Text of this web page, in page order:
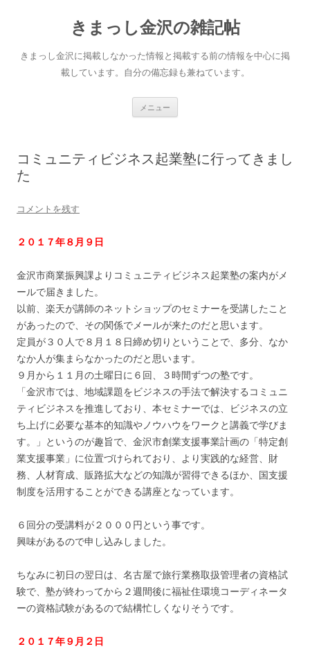
きまっし金沢の雑記帖
きまっし金沢に掲載しなかった情報と掲載する前の情報を中心に掲
載しています。自分の備忘録も兼ねています。
メニュー
へ
ス
キ
コミュニティビジネス起業塾に行ってきまし
た
コメントを残す
２０１７年８月９日
金沢市商業振興課よりコミュニティビジネス起業塾の案内がメ
ールで届きました。
以前、楽天が講師のネットショップのセミナーを受講したこと
があったので、その関係でメールが来たのだと思います。
定員が３０人で８月１８日締め切りということで、多分、なか
なか人が集まらなかったのだと思います。
９月から１１月の土曜日に６回、３時間ずつの塾です。
「金沢市では、地域課題をビジネスの手法で解決するコミュニ
ティビジネスを推進しており、本セミナーでは、ビジネスの立
ち上げに必要な基本的知識やノウハウをワークと講義で学びま
す。」というのが趣旨で、金沢市創業支援事業計画の「特定創
業支援事業」に位置づけられており、より実践的な経営、財
務、人材育成、販路拡大などの知識が習得できるほか、国支援
制度を活用することができる講座となっています。
６回分の受講料が２０００円という事です。
興味があるので申し込みしました。
ちなみに初日の翌日は、名古屋で旅行業務取扱管理者の資格試
験で、塾が終わってから２週間後に福祉住環境コーディネータ
ーの資格試験があるので結構忙しくなりそうです。
２０１７年９月２日